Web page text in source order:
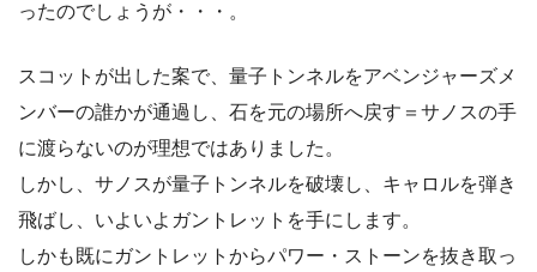
ったのでしょうが・・・。
スコットが出した案で、量子トンネルをアベンジャーズメ
ンバーの誰かが通過し、石を元の場所へ戻す＝サノスの手
に渡らないのが理想ではありました。
しかし、サノスが量子トンネルを破壊し、キャロルを弾き
飛ばし、いよいよガントレットを手にします。
しかも既にガントレットからパワー・ストーンを抜き取っ